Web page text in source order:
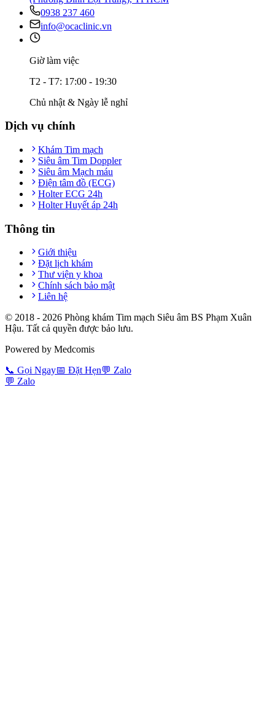
0938 237 460
info@ocaclinic.vn
Giờ làm việc
T2 - T7: 17:00 - 19:30
Chủ nhật & Ngày lễ nghỉ
Dịch vụ chính
Khám Tim mạch
Siêu âm Tim Doppler
Siêu âm Mạch máu
Điện tâm đồ (ECG)
Holter ECG 24h
Holter Huyết áp 24h
Thông tin
Giới thiệu
Đặt lịch khám
Thư viện y khoa
Chính sách bảo mật
Liên hệ
© 2018 - 2026 Phòng khám Tim mạch Siêu âm BS Phạm Xuân
Hậu. Tất cả quyền được bảo lưu.
Powered by Medcomis
📞 Gọi Ngay📅 Đặt Hẹn💬 Zalo
💬 Zalo